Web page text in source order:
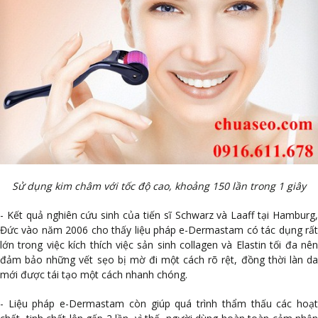
Sử dụng kim châm với tốc độ cao, khoảng 150 lần trong 1 giây
- Kết quả nghiên cứu sinh của tiến sĩ Schwarz và Laaff tại Hamburg,
Đức vào năm 2006 cho thấy liệu pháp e-Dermastam có tác dụng rất
lớn trong việc kích thích việc sản sinh collagen và Elastin tối đa nên
đảm bảo những vết sẹo bị mờ đi một cách rõ rệt, đồng thời làn da
mới được tái tạo một cách nhanh chóng.
- Liệu pháp e-Dermastam còn giúp quá trình thẩm thấu các hoạt